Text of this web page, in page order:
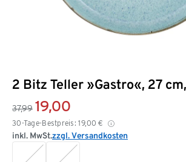
2 Bitz Teller »Gastro«, 27
37,99 19,00
30-Tage-Bestpreis: 19,00 €
inkl. MwSt.zzgl. Versandkosten